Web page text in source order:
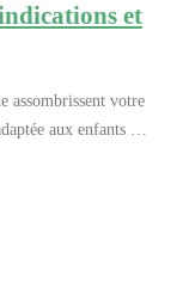
et
assombrissent votre
aux enfants …